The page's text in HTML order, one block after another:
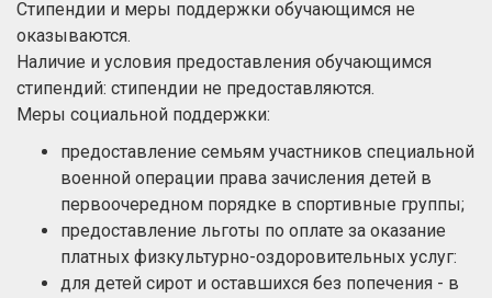
Стипендии и меры поддержки обучающимся не
оказываются.
Наличие и условия предоставления обучающимся
стипендий: стипендии не предоставляются.
Меры социальной поддержки:
предоставление семьям участников специальной
военной операции права зачисления детей в
первоочередном порядке в спортивные группы;
предоставление льготы по оплате за оказание
платных физкультурно-оздоровительных услуг:
для детей сирот и оставшихся без попечения - в